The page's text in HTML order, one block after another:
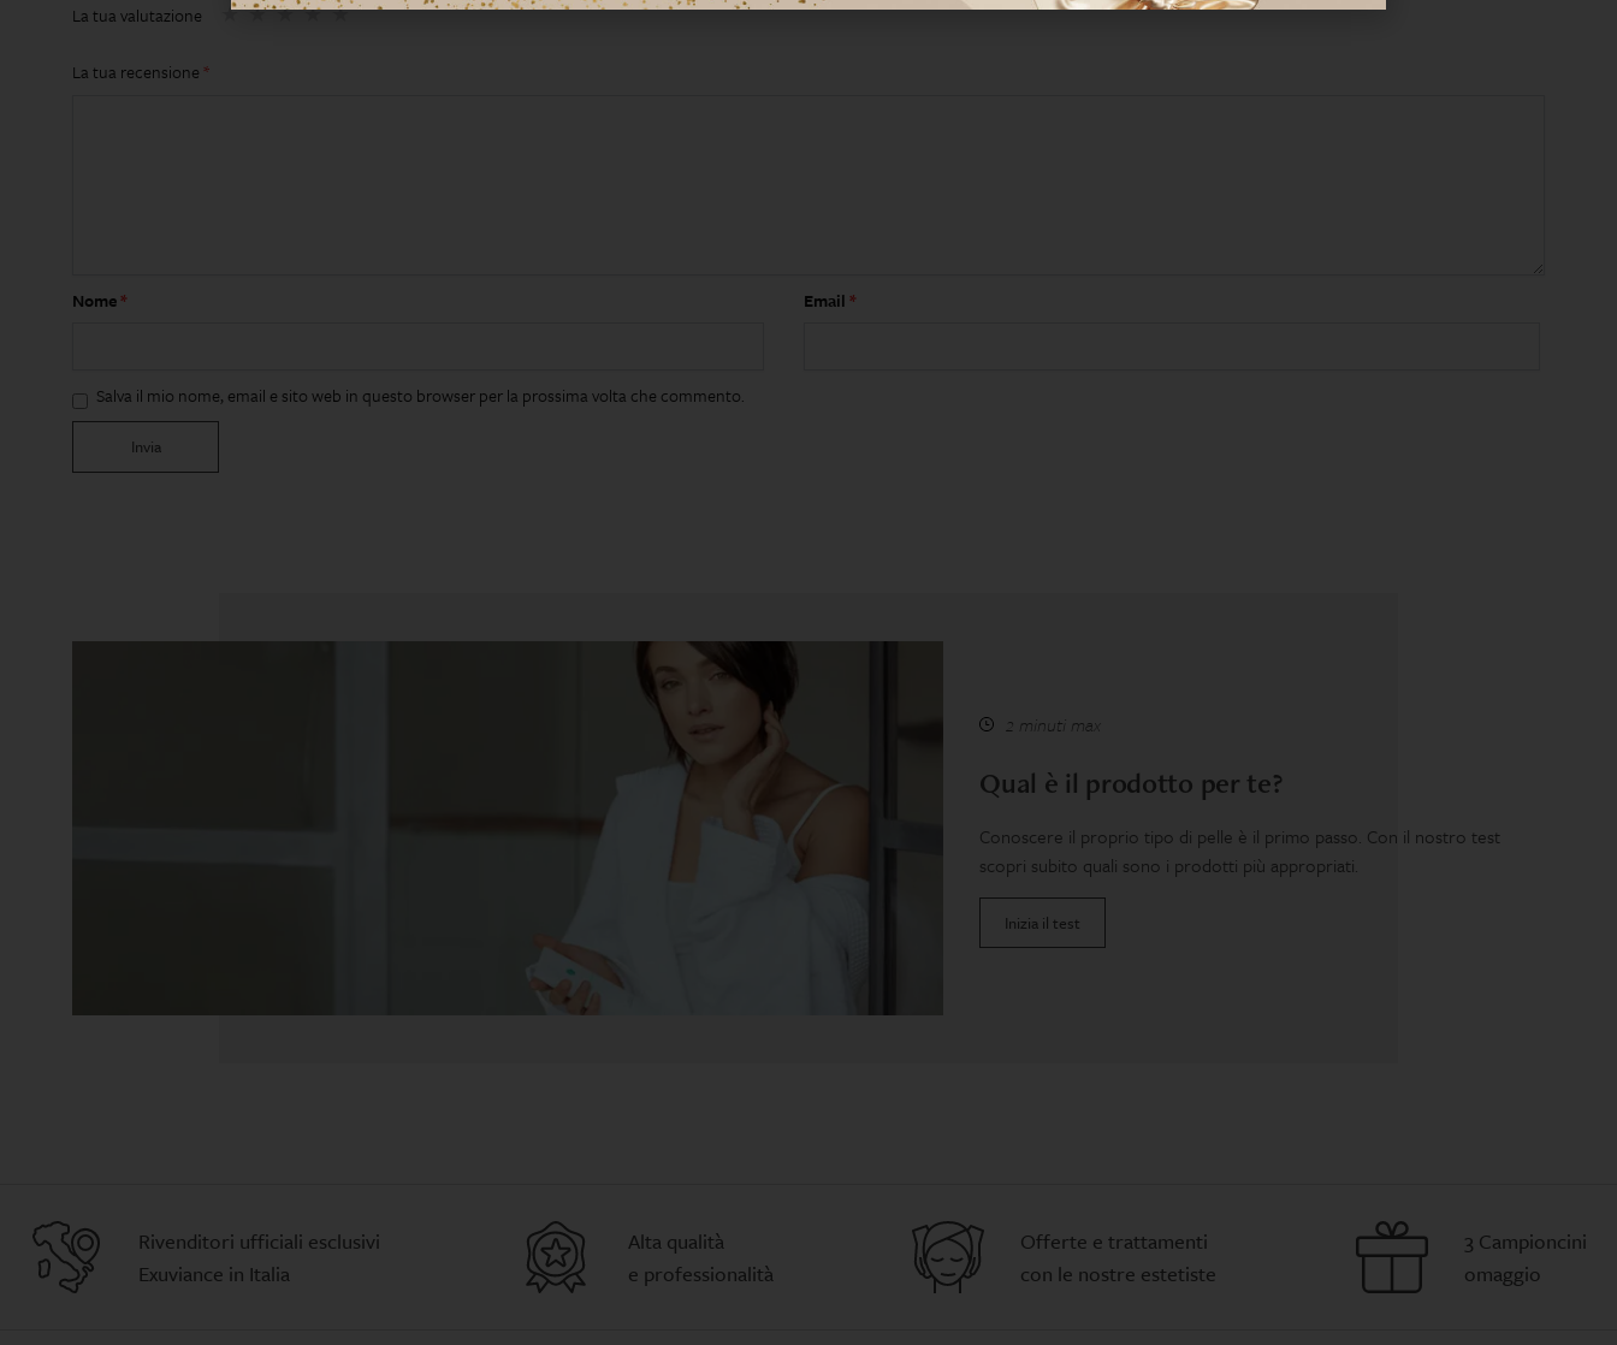
La tua valutazione
La tua recensione *
Nome* Email*
Salva il mio nome, email e sito web in questo browser per la prossima volta che commento.
2 minuti max
Qual è il prodotto per te?
Conoscere il proprio tipo di pelle è il primo passo. Con il nostro test
scopri subito quali sono i prodotti più appropriati.
Inizia il test
Rivenditori ufficiali esclusivi
Exuviance in Italia
Alta qualità
e professionalità
Offerte e trattamenti
con le nostre estetiste
3 Campioncini
omaggio